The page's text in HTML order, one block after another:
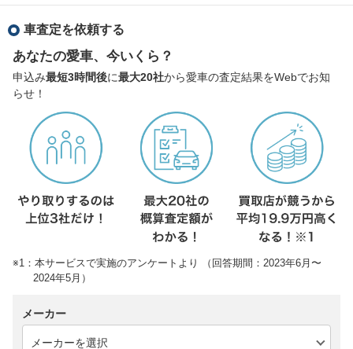
車査定を依頼する
あなたの愛車、今いくら？
申込み最短3時間後に最大20社から愛車の査定結果をWebでお知
らせ！
※1：本サービスで実施のアンケートより （回答期間：2023年6月〜
2024年5月）
メーカー